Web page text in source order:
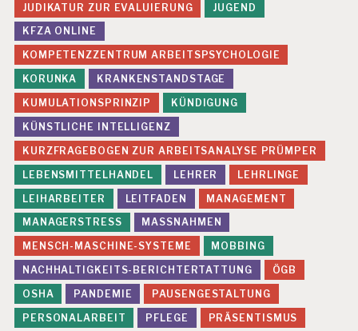
JUDIKATUR ZUR EVALUIERUNG
JUGEND
KFZA ONLINE
KOMPETENZZENTRUM ARBEITSPSYCHOLOGIE
KORUNKA
KRANKENSTANDSTAGE
KUMULATIONSPRINZIP
KÜNDIGUNG
KÜNSTLICHE INTELLIGENZ
KURZFRAGEBOGEN ZUR ARBEITSANALYSE PRÜMPER
LEBENSMITTELHANDEL
LEHRER
LEHRLINGE
LEIHARBEITER
LEITFADEN
MANAGEMENT
MANAGERSTRESS
MASSNAHMEN
MENSCH-MASCHINE-SYSTEME
MOBBING
NACHHALTIGKEITS-BERICHTERTATTUNG
ÖGB
OSHA
PANDEMIE
PAUSENGESTALTUNG
PERSONALARBEIT
PFLEGE PRÄSENTISMUS